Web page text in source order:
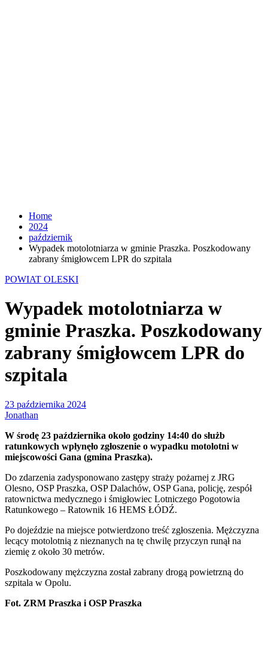
Home
2024
październik
Wypadek motolotniarza w gminie Praszka. Poszkodowany
zabrany śmigłowcem LPR do szpitala
POWIAT OLESKI
Wypadek motolotniarza w
gminie Praszka. Poszkodowany
zabrany śmigłowcem LPR do
szpitala
23 października 2024
Jonathan
W środę 23 października około godziny 14:40 do służb
ratunkowych wpłynęło zgłoszenie o wypadku motolotni w
miejscowości Gana (gmina Praszka).
Do zdarzenia zadysponowano zastępy straży pożarnej z JRG
Olesno, OSP Praszka, OSP Dalachów, OSP Gana, policję, zespół
ratownictwa medycznego i śmigłowiec Lotniczego Pogotowia
Ratunkowego – Ratownik 16 HEMS ŁÓDŹ.
Po dojeździe na miejsce potwierdzono treść zgłoszenia. Mężczyzna
lecący motolotnią z nieznanych na tę chwilę przyczyn runął na
ziemię z około 30 metrów.
Poszkodowany mężczyzna został zabrany drogą powietrzną do
szpitala w Opolu.
Fot. ZRM Praszka i OSP Praszka